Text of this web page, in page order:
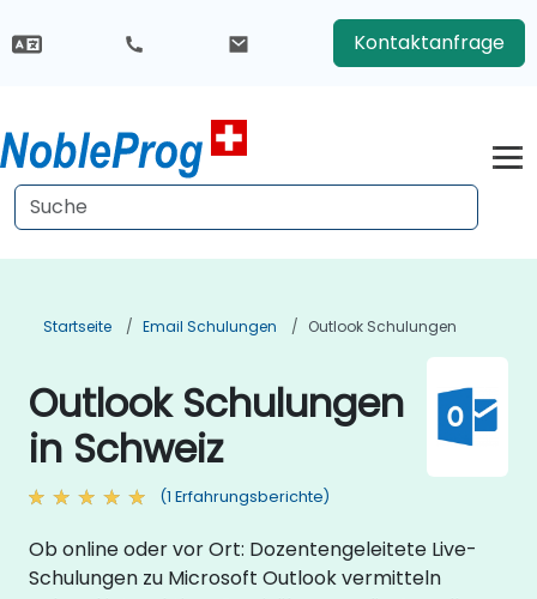
Kontaktanfrage
Startseite Email Schulungen Outlook Schulungen
Outlook Schulungen
in Schweiz
(1 Erfahrungsberichte)
Ob online oder vor Ort: Dozentengeleitete Live-
Schulungen zu Microsoft Outlook vermitteln